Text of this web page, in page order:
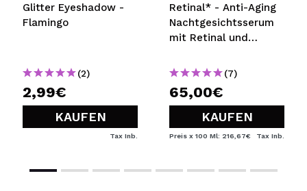
Glitter Eyeshadow -
Flamingo
(2)
2,99€
KAUFEN
Tax Inb.
Retinal* - Anti-Aging
Nachtgesichtsserum
mit Retinal und
Stärke Crystal Retinal
(7)
65,00€
KAUFEN
Preis x 100 Ml: 216,67€ Tax Inb.